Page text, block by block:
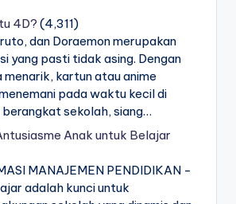
4D? (4,311)
dan Doraemon merupakan
yang pasti tidak asing. Dengan
kartun atau anime
pada waktu kecil di
sekolah, siang…
Anak untuk Belajar
MANAJEMEN PENDIDIKAN -
adalah kunci untuk